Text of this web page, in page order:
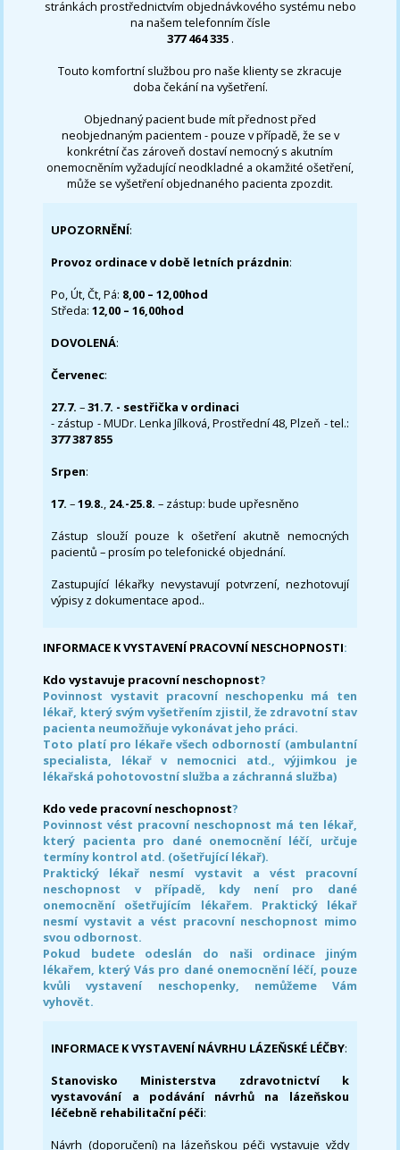
stránkách prostřednictvím objednávkového systému nebo
na našem telefonním čísle
377 464 335 .
Touto komfortní službou pro naše klienty se zkracuje
doba čekání na vyšetření.
Objednaný pacient bude mít přednost před
neobjednaným pacientem - pouze v případě, že se v
konkrétní čas zároveň dostaví nemocný s akutním
onemocněním vyžadující neodkladné a okamžité ošetření,
může se vyšetření objednaného pacienta zpozdit.
UPOZORNĚNÍ:
Provoz ordinace v době letních prázdnin:
Po, Út, Čt, Pá: 8,00 – 12,00hod
Středa:12,00 – 16,00hod
DOVOLENÁ:
Červenec:
27.7.–31.7. - sestřička v ordinaci
- zástup - MUDr. Lenka Jílková, Prostřední 48, Plzeň - tel.:
377 387 855
Srpen:
17. –19.8., 24.-25.8. – zástup: bude upřesněno
Zástup slouží pouze k ošetření akutně nemocných
pacientů – prosím po telefonické objednání.
Zastupující lékařky nevystavují potvrzení, nezhotovují
výpisy z dokumentace apod..
INFORMACE K VYSTAVENÍ PRACOVNÍ NESCHOPNOSTI:
Kdo vystavuje pracovní neschopnost?
Povinnost vystavit pracovní neschopenku má ten
lékař, který svým vyšetřením zjistil, že zdravotní stav
pacienta neumožňuje vykonávat jeho práci.
Toto platí pro lékaře všech odborností (ambulantní
specialista, lékař v nemocnici atd., výjimkou je
lékařská pohotovostní služba a záchranná služba)
Kdo vede pracovní neschopnost?
Povinnost vést pracovní neschopnost má ten lékař,
který pacienta pro dané onemocnění léčí, určuje
termíny kontrol atd. (ošetřující lékař).
Praktický lékař nesmí vystavit a vést pracovní
neschopnost v případě, kdy není pro dané
onemocnění ošetřujícím lékařem. Praktický lékař
nesmí vystavit a vést pracovní neschopnost mimo
svou odbornost.
Pokud budete odeslán do naši ordinace jiným
lékařem, který Vás pro dané onemocnění léčí, pouze
kvůli vystavení neschopenky, nemůžeme Vám
vyhovět.
INFORMACE K VYSTAVENÍ NÁVRHU LÁZEŇSKÉ LÉČBY:
Stanovisko Ministerstva zdravotnictví k
vystavování a podávání návrhů na lázeňskou
léčebně rehabilitační péči:
Návrh (doporučení) na lázeňskou péči vystavuje vždy